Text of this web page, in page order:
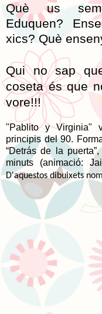
Què us
Eduquen?
xics? Què
Qui no sap
coseta és que
vore!!!
"Pablito y Virginia"
principis del 90.
“Detrás de la
minuts (animació:
D'aquestos dibuixets